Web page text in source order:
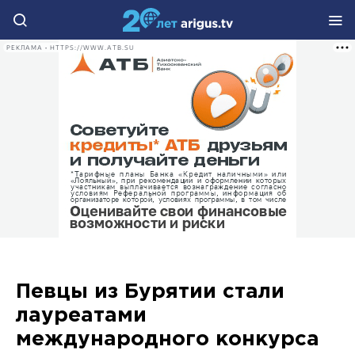
РЕКЛАМА • HTTPS://WWW.ATB.SU
Певцы из Бурятии стали
лауреатами
международного конкурса